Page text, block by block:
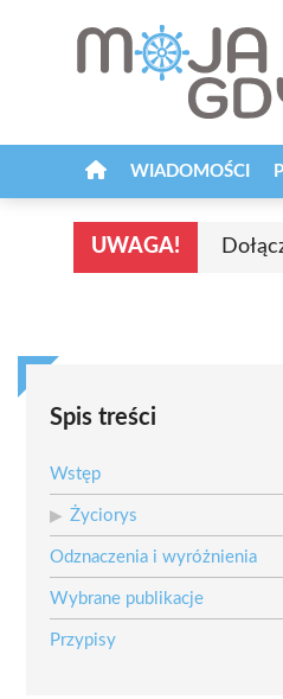
WIADOMOŚCI
UWAGA!
Spis treści
Wstęp
Życiorys
Odznaczenia i wyróżnienia
Wybrane publikacje
Przypisy